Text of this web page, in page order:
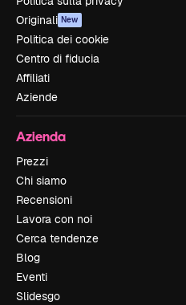
Originali New
Politica dei cookie
Centro di fiducia
Affiliati
Aziende
Azienda
Prezzi
Chi siamo
Recensioni
Lavora con noi
Cerca tendenze
Blog
Eventi
Slidesgo